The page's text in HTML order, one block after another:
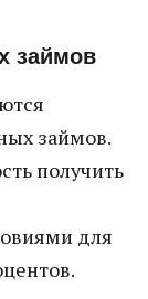
займов
займов.
получить
для